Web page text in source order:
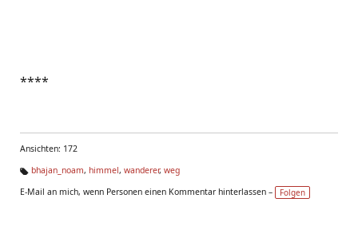
****
Ansichten: 172
g
bhajan_noam, himmel, wanderer, weg
E-Mail an mich, wenn Personen einen Kommentar hinterlassen –
Folgen